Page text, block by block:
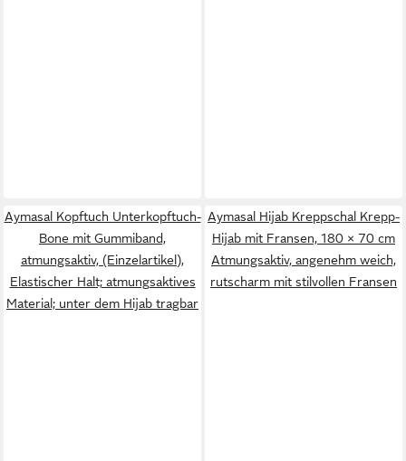
Aymasal Kopftuch Unterkopftuch-
Bone mit Gummiband,
atmungsaktiv, (Einzelartikel),
Elastischer Halt; atmungsaktives
Material; unter dem Hijab tragbar
Aymasal Hijab Kreppschal Krepp-
Hijab mit Fransen, 180 × 70 cm
Atmungsaktiv, angenehm weich,
rutscharm mit stilvollen Fransen